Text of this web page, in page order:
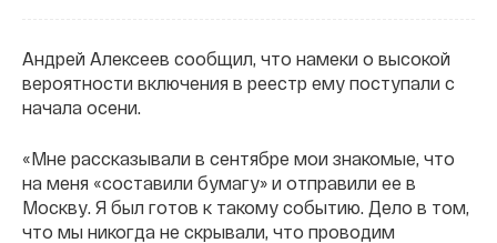
Андрей Алексеев сообщил, что намеки о высокой
вероятности включения в реестр ему поступали с
начала осени.
«Мне рассказывали в сентябре мои знакомые, что
на меня «составили бумагу» и отправили ее в
Москву. Я был готов к такому событию. Дело в том,
что мы никогда не скрывали, что проводим